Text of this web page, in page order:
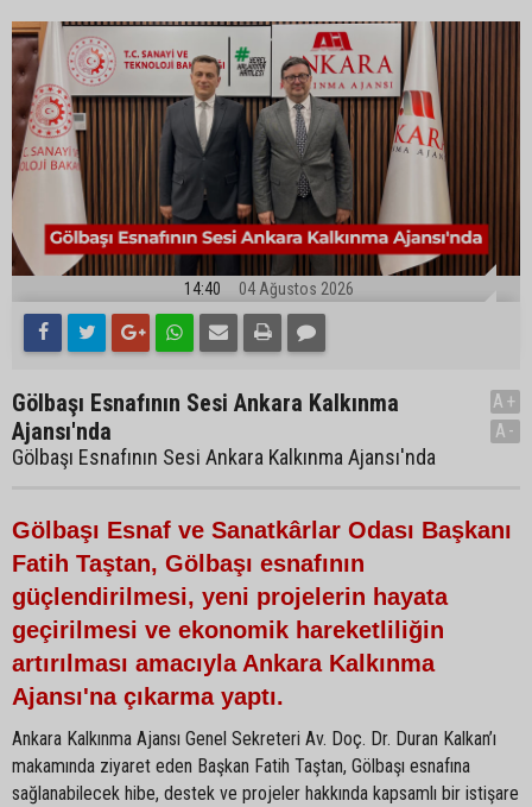
14:40 04 Ağustos 2026
Gölbaşı Esnafının Sesi Ankara Kalkınma
Ajansı'nda
Gölbaşı Esnafının Sesi Ankara Kalkınma Ajansı'nda
A+
A-
Gölbaşı Esnaf ve Sanatkârlar Odası Başkanı
Fatih Taştan, Gölbaşı esnafının
güçlendirilmesi, yeni projelerin hayata
geçirilmesi ve ekonomik hareketliliğin
artırılması amacıyla Ankara Kalkınma
Ajansı'na çıkarma yaptı.
Ankara Kalkınma Ajansı Genel Sekreteri Av. Doç. Dr. Duran Kalkan’ı
makamında ziyaret eden Başkan Fatih Taştan, Gölbaşı esnafına
sağlanabilecek hibe, destek ve projeler hakkında kapsamlı bir istişare